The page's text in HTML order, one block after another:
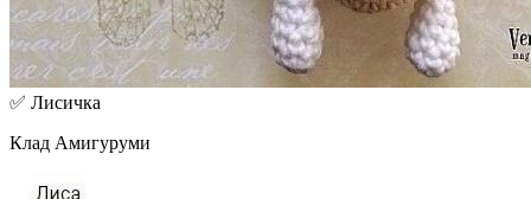
✅ Лисичка
Клад Амигуруми